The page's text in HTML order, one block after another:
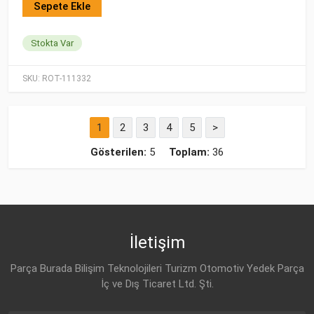
SKU: ROT-111332
Sepete Ekle
Stokta Var
1 2 3 4 5
>
Gösterilen: 5 Toplam: 36
İletişim
Parça Burada Bilişim Teknolojileri Turizm Otomotiv Yedek Parça
İç ve Dış Ticaret Ltd. Şti.